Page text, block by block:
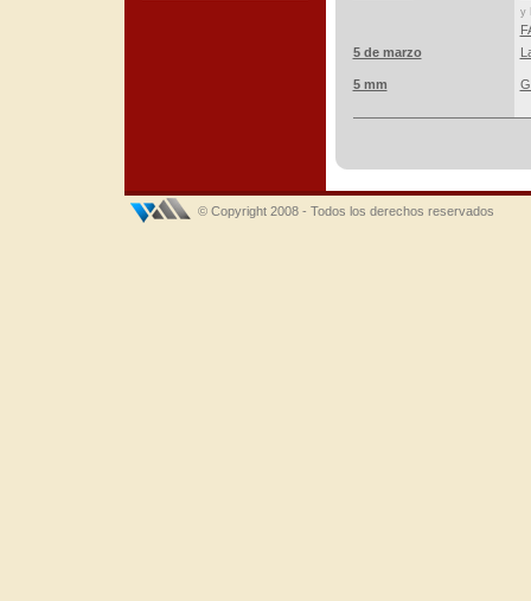
y
5 de marzo
5 mm
© Copyright 2008 - Todos los derechos reservados